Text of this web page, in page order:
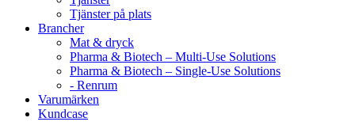
Tjänster på plats
Brancher
Mat & dryck
Pharma & Biotech – Multi-Use Solutions
Pharma & Biotech – Single-Use Solutions
- Renrum
Varumärken
Kundcase